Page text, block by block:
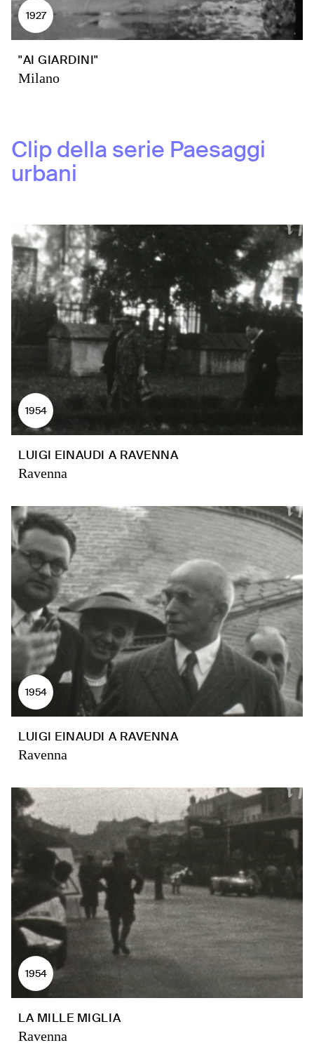
1927
"AI GIARDINI"
Milano
Clip della serie Paesaggi
urbani
1954
LUIGI EINAUDI A RAVENNA
Ravenna
1954
LUIGI EINAUDI A RAVENNA
Ravenna
1954
LA MILLE MIGLIA
Ravenna